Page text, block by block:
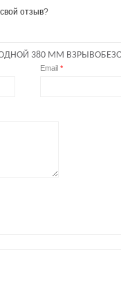
отзыв?
380 ММ
Email *